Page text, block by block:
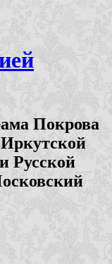
Покрова
Русской